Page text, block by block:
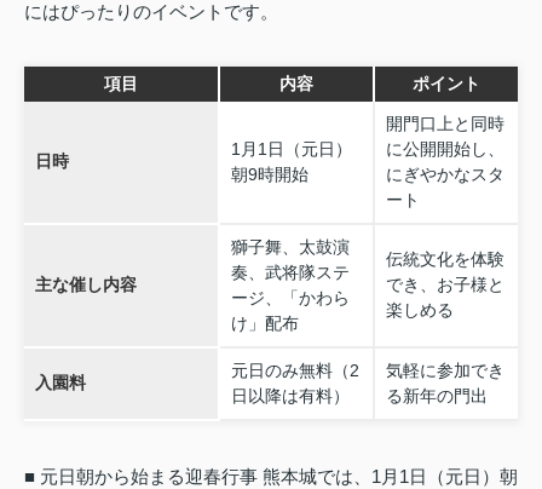
にはぴったりのイベントです。
項目 内容 ポイント
日時
1月1日（元日）
朝9時開始
開門口上と同時
に公開開始し、
にぎやかなスタ
ート
主な催し内容
獅子舞、太鼓演
奏、武将隊ステ
ージ、「かわら
け」配布
伝統文化を体験
でき、お子様と
楽しめる
入園料
元日のみ無料（2
日以降は有料）
気軽に参加でき
る新年の門出
■ 元日朝から始まる迎春行事 熊本城では、1月1日（元日）朝